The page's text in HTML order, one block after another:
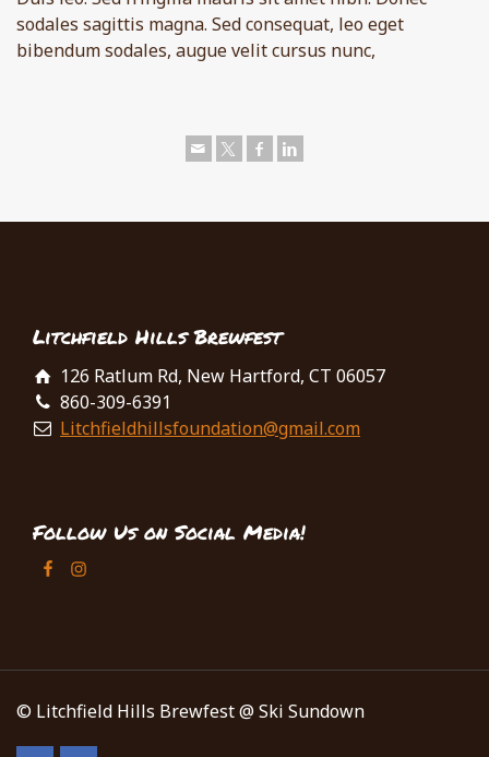
sodales sagittis magna. Sed consequat, leo eget
bibendum sodales, augue velit cursus nunc,
Litchfield Hills Brewfest
126 Ratlum Rd, New Hartford, CT 06057
860-309-6391
Litchfieldhillsfoundation@gmail.com
Follow Us on Social Media!
© Litchfield Hills Brewfest @ Ski Sundown